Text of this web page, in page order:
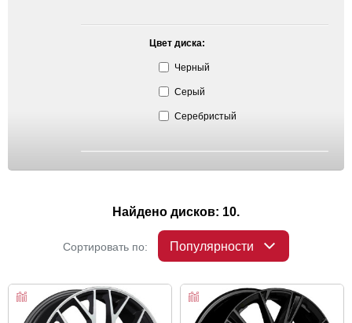
Цвет диска:
Черный
Серый
Серебристый
Найдено дисков: 10.
Сортировать по: Популярности